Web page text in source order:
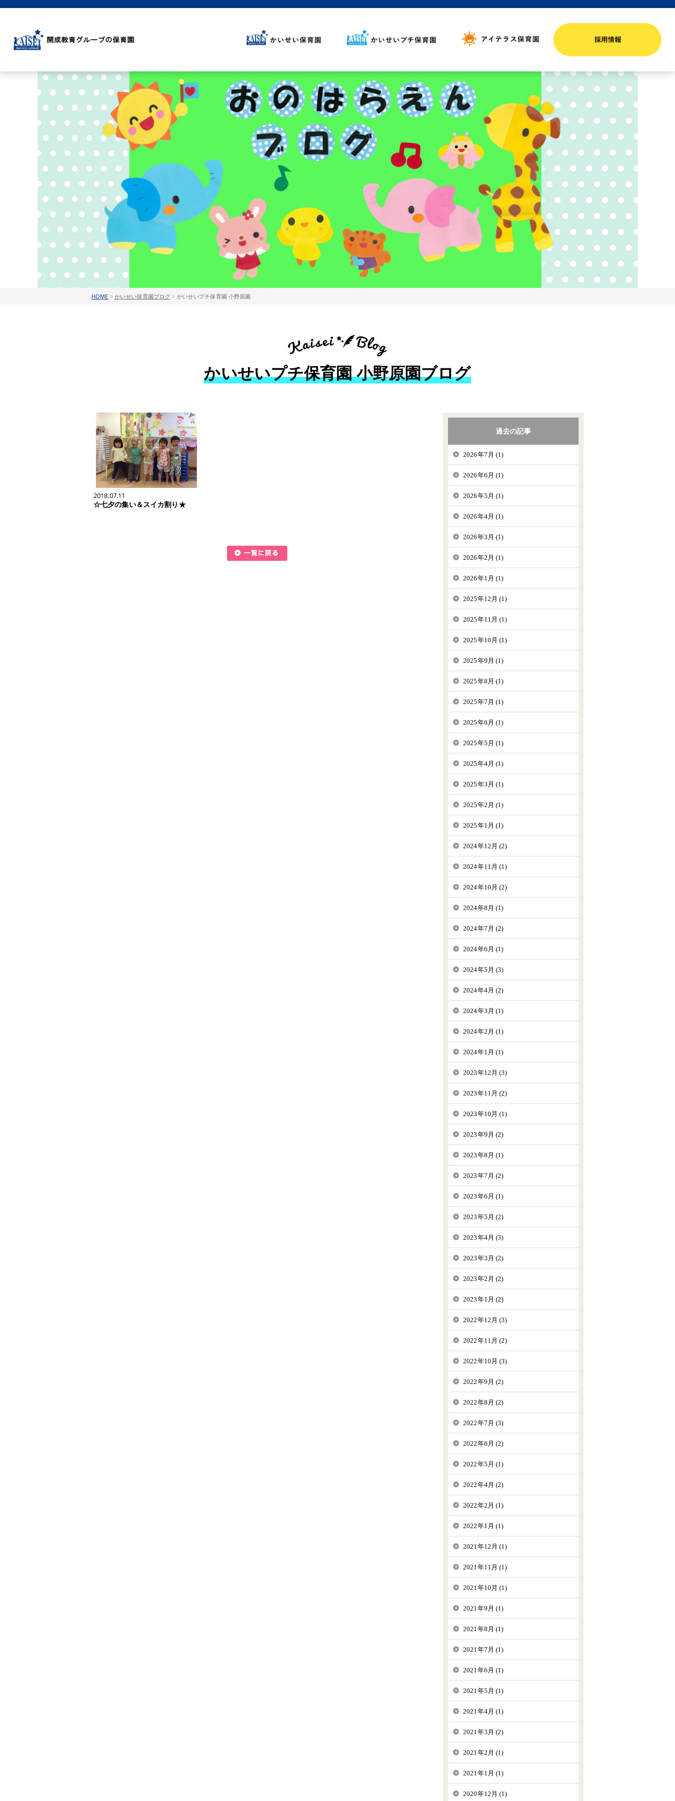
HOME > かいせい保育園ブログ > かいせいプチ保育園 小野原園
かいせいプチ保育園 小野原園ブログ
2018.07.11
☆七夕の集い＆スイカ割り★
過去の記事
2026年7月 (1)
2026年6月 (1)
2026年5月 (1)
2026年4月 (1)
2026年3月 (1)
2026年2月 (1)
2026年1月 (1)
2025年12月 (1)
2025年11月 (1)
2025年10月 (1)
2025年9月 (1)
2025年8月 (1)
2025年7月 (1)
2025年6月 (1)
2025年5月 (1)
2025年4月 (1)
2025年3月 (1)
2025年2月 (1)
2025年1月 (1)
2024年12月 (2)
2024年11月 (1)
2024年10月 (2)
2024年8月 (1)
2024年7月 (2)
2024年6月 (1)
2024年5月 (3)
2024年4月 (2)
2024年3月 (1)
2024年2月 (1)
2024年1月 (1)
2023年12月 (3)
2023年11月 (2)
2023年10月 (1)
2023年9月 (2)
2023年8月 (1)
2023年7月 (2)
2023年6月 (1)
2023年5月 (2)
2023年4月 (3)
2023年3月 (2)
2023年2月 (2)
2023年1月 (2)
2022年12月 (3)
2022年11月 (2)
2022年10月 (3)
2022年9月 (2)
2022年8月 (2)
2022年7月 (3)
2022年6月 (2)
2022年5月 (1)
2022年4月 (2)
2022年2月 (1)
2022年1月 (1)
2021年12月 (1)
2021年11月 (1)
2021年10月 (1)
2021年9月 (1)
2021年8月 (1)
2021年7月 (1)
2021年6月 (1)
2021年5月 (1)
2021年4月 (1)
2021年3月 (2)
2021年2月 (1)
2021年1月 (1)
2020年12月 (1)